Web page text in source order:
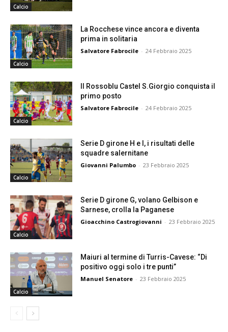
Calcio
Calcio
La Rocchese vince ancora e diventa
prima in solitaria
Salvatore Fabrocile - 24 Febbraio 2025
Calcio
Il Rossoblu Castel S.Giorgio conquista il
primo posto
Salvatore Fabrocile - 24 Febbraio 2025
Calcio
Serie D girone H e I, i risultati delle
squadre salernitane
Giovanni Palumbo - 23 Febbraio 2025
Calcio
Serie D girone G, volano Gelbison e
Sarnese, crolla la Paganese
Gioacchino Castrogiovanni - 23 Febbraio 2025
Calcio
Maiuri al termine di Turris-Cavese: “Di
positivo oggi solo i tre punti”
Manuel Senatore - 23 Febbraio 2025